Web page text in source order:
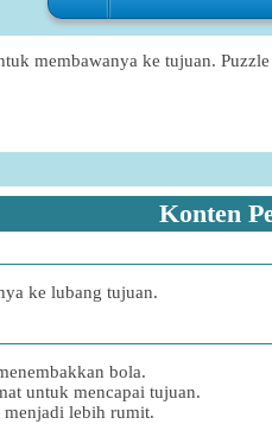
membawanya ke tujuan.
Konten
ke lubang tujuan.
bola.
untuk mencapai tujuan.
menjadi lebih rumit.